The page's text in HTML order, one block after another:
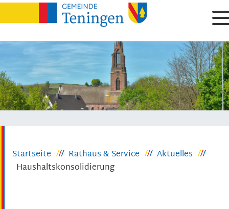
Startseite Rathaus & Service
Aktuelles
Haushaltskonsolidierung